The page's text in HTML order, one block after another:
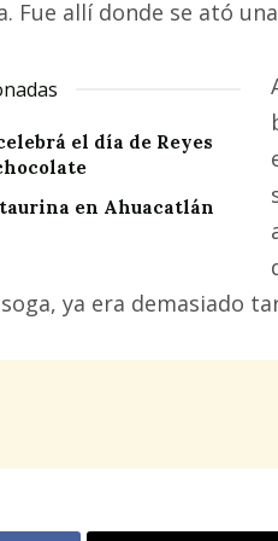
Fue allí donde se ató
el día de Reyes
en Ahuacatlán
ya era demasiado